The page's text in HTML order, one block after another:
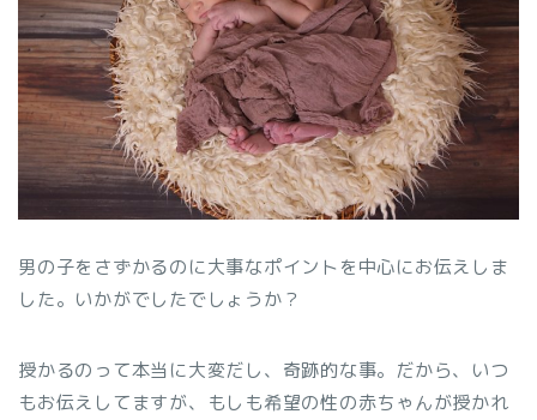
男の子をさずかるのに大事なポイントを中心にお伝えしま
した。いかがでしたでしょうか？
授かるのって本当に大変だし、奇跡的な事。だから、いつ
もお伝えしてますが、もしも希望の性の赤ちゃんが授かれ